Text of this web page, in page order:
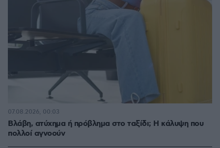
Βλάβη, ατύχημα ή πρόβλημα στο ταξίδι; Η κάλυψη που
πολλοί αγνοούν
07.08.2026, 00:03